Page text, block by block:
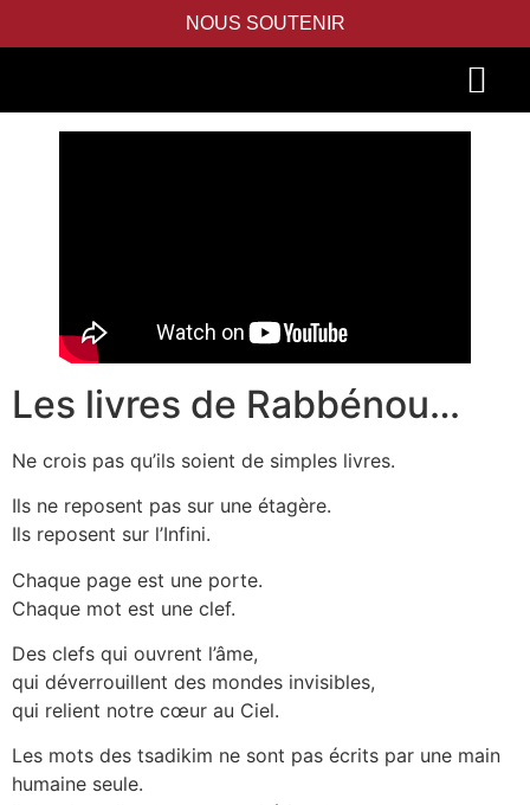
NOUS SOUTENIR
Les livres de Rabbénou…
Ne crois pas qu’ils soient de simples livres.
Ils ne reposent pas sur une étagère.
Ils reposent sur l’Infini.
Chaque page est une porte.
Chaque mot est une clef.
Des clefs qui ouvrent l’âme,
qui déverrouillent des mondes invisibles,
qui relient notre cœur au Ciel.
Les mots des tsadikim ne sont pas écrits par une main
humaine seule.